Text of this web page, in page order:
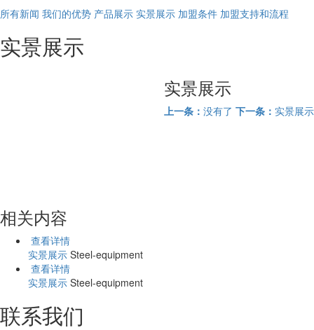
所有新闻 我们的优势 产品展示 实景展示 加盟条件 加盟支持和流程
实景展示
实景展示
上一条： 没有了 下一条： 实景展示
相关内容
查看详情
实景展示 Steel-equipment
查看详情
实景展示 Steel-equipment
联系我们